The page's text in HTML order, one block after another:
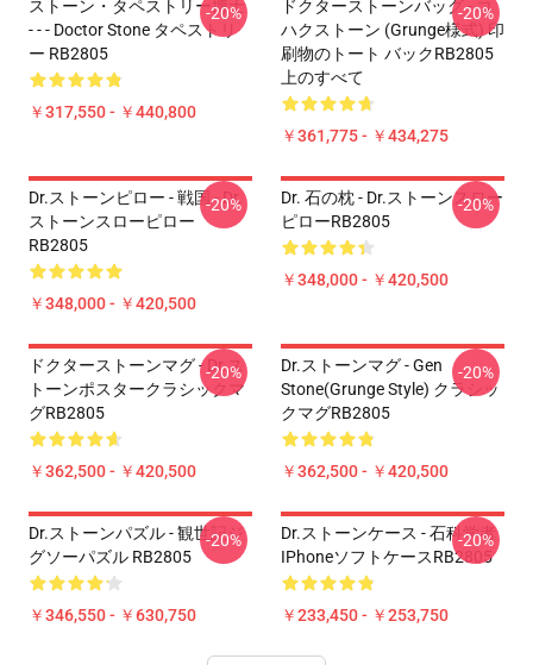
ストーン・タペストリー博士
- - - Doctor Stone タペストリ
ー RB2805
￥317,550 - ￥440,800
-20%
ドクターストーンバッグ - コ
ハクストーン (Grunge様式) 印
刷物のトート バックRB2805
上のすべて
￥361,775 - ￥434,275
-20%
Dr.ストーンピロー - 戦国 - Dr.
ストーンスローピロー
RB2805
￥348,000 - ￥420,500
-20%
Dr. 石の枕 - Dr.ストーンスロー
ピローRB2805
￥348,000 - ￥420,500
-20%
ドクターストーンマグ - Dr.ス
トーンポスタークラシックマ
グRB2805
￥362,500 - ￥420,500
-20%
Dr.ストーンマグ - Gen
Stone(Grunge Style) クラシッ
クマグRB2805
￥362,500 - ￥420,500
-20%
Dr.ストーンパズル - 観世記ジ
グソーパズル RB2805
￥346,550 - ￥630,750
-20%
Dr.ストーンケース - 石科学者
IPhoneソフトケースRB2805
￥233,450 - ￥253,750
-20%